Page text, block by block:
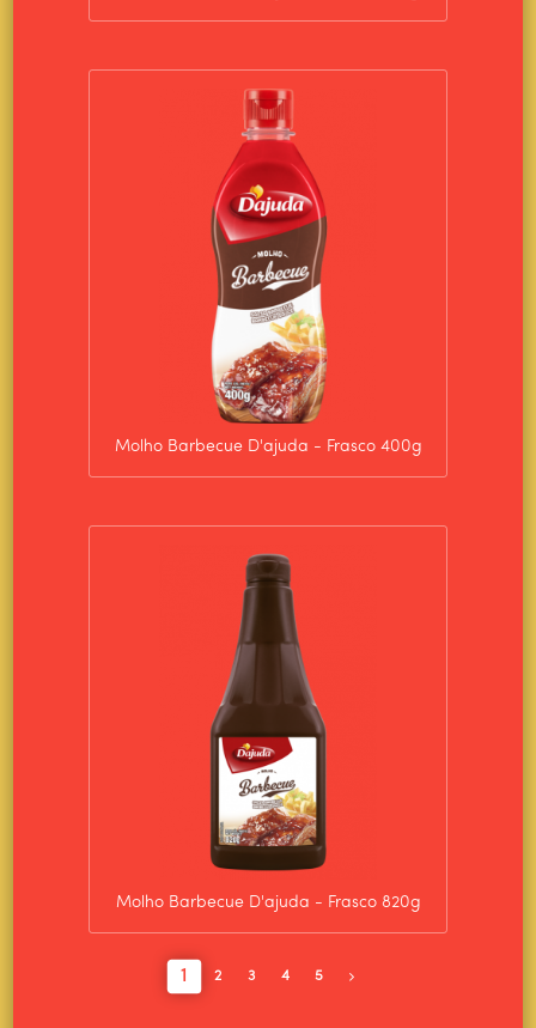
Molho Barbecue D'ajuda - Frasco 400g
Molho Barbecue D'ajuda - Frasco 820g
1 2 3 4 5